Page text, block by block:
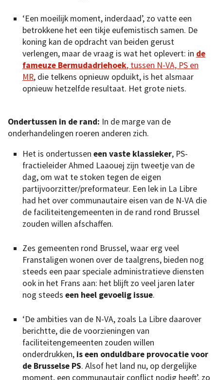
‘Een moeilijk moment, inderdaad’, zo vatte een
betrokkene het een tikje eufemistisch samen. De
koning kan de opdracht van beiden gerust
verlengen, maar de vraag is wat het oplevert: in de
fameuze Bermudadriehoek, tussen N-VA, PS en
MR, die telkens opnieuw opduikt, is het alsmaar
opnieuw hetzelfde resultaat. Het grote niets.
Ondertussen in de rand: In de marge van de
onderhandelingen roeren anderen zich.
Het is ondertussen een vaste klassieker, PS-
fractieleider Ahmed Laaouej zijn tweetje van de
dag, om wat te stoken tegen de eigen
partijvoorzitter/preformateur. Een lek in La Libre
had het over communautaire eisen van de N-VA die
de faciliteitengemeenten in de rand rond Brussel
zouden willen afschaffen.
Zes gemeenten rond Brussel, waar erg veel
Franstaligen wonen over de taalgrens, bieden nog
steeds een paar speciale administratieve diensten
ook in het Frans aan: het blijft zo veel jaren later
nog steeds een heel gevoelig issue.
‘De ambities van de N-VA, zoals La Libre daarover
berichtte, die de voorzieningen van
faciliteitengemeenten zouden willen
onderdrukken, is een onduldbare provocatie voor
de Brusselse PS. Alsof het land nu, op dergelijke
moment, een communautair conflict nodig heeft’, zo